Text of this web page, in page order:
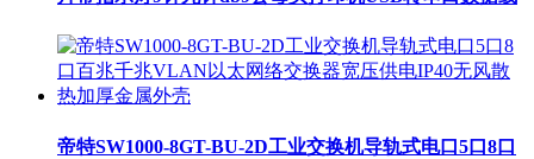
帝特SW1000-8GT-BU-2D工业交换机导轨式电口5口8口